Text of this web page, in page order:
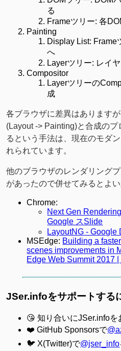
る
Frameツリー: 各
Painting
Display List: Frame
へ
Layerツリー: レイ
Compositor
Layerツリーの
成
各ブラウザに差異はあります
(Layout -> Painting)と合成の
るという手法は、現在のモダ
れられています。
他のブラウザのレンダリング
があったので併せてみるとよい
Chrome:
Next Gen
Google スSlide
LayoutNG - Google
MSEdge: Building a
scenes improvements in
Edge Web Summit 2017
JSer.infoをサポートする
😘 知り合いにJSer.infoを
❤️ GitHub Sponsorsで
🐦 X(Twitter)で@jser_info